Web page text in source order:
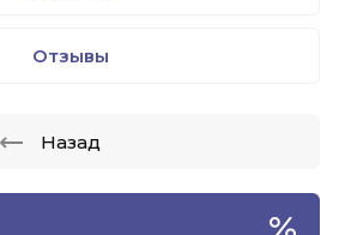
Отзывы
Назад